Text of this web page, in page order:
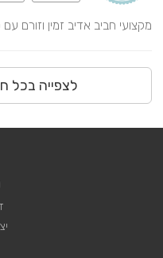
מקצועי חביב אדיב זמין וזורם
לצפייה בכל